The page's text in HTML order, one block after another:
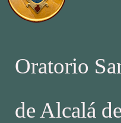
Oratorio
de Alcalá